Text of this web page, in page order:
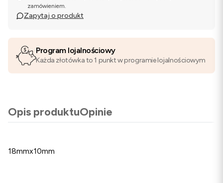
zamówieniem.
Zapytaj o produkt
Program lojalnościowy
Każda złotówka to 1 punkt w programie lojalnościowym
Opis produktuOpinie
18mmx10mm